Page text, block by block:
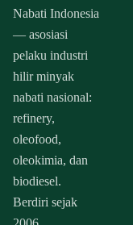
Nabati Indonesia
— asosiasi
pelaku industri
hilir minyak
nabati nasional:
refinery,
oleofood,
oleokimia, dan
biodiesel.
Berdiri sejak